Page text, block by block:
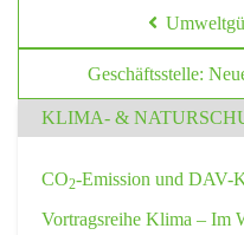
Geschäftsstelle:
KLIMA- &
CO2-Emission und DAV-
Vortragsreihe Klima – Im